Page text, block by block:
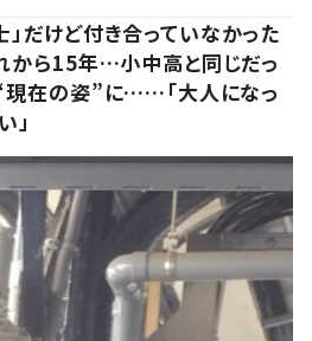
」だけど付き合っていなかった
から15年…小中高と同じだっ
現在の姿”に……「大人になっ
」